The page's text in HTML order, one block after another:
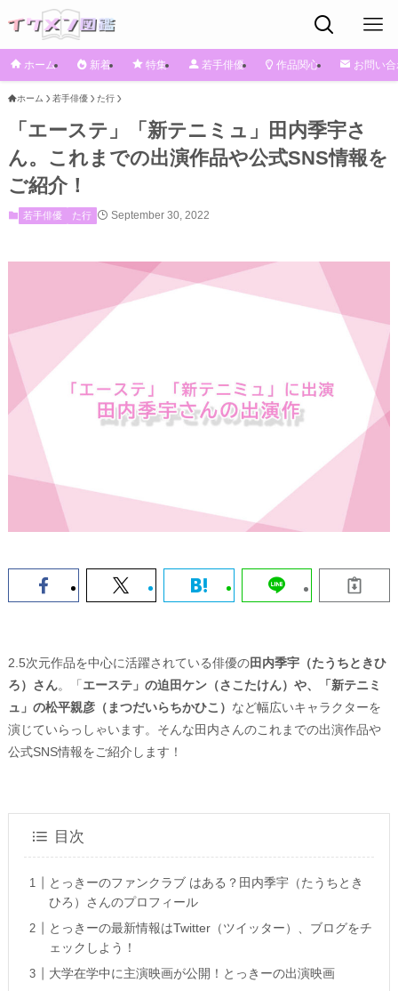
ホーム 新着 特集 若手俳優 作品関心 お問い
ホーム 若手俳優 た行
「エーステ」「新テニミュ」田内季宇さ
ん。これまでの出演作品や公式SNS情報を
ご紹介！
若手俳優 た行 September 30, 2022
2.5次元作品を中心に活躍されている俳優の田内季宇（たうちときひ
ろ）さん。「 エーステ」の迫田ケン（さこたけん）や、「新テニミ
ュ」の松平親彦（まつだいらちかひこ） など幅広いキャラクターを
演じていらっしゃいます。そんな田内さんのこれまでの出演作品や
公式SNS情報をご紹介します！
目次
とっきーのファンクラブ はある？田内季宇（たうちとき
ひろ）さんのプロフィール
とっきーの最新情報はTwitter（ツイッター）、ブログをチ
ェックしよう！
大学在学中に主演映画が公開！とっきーの出演映画